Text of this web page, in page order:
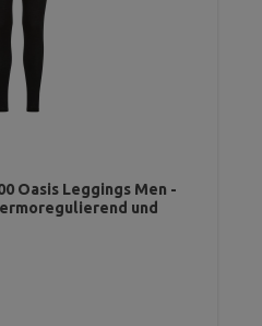
Oasis Leggings Men -
und